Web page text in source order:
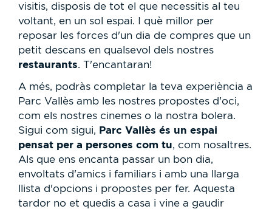
visitis, disposis de tot el que necessitis al teu
voltant, en un sol espai. I què millor per
reposar les forces d'un dia de compres que un
petit descans en qualsevol dels nostres
restaurants. T'encantaran!
A més, podràs completar la teva experiència a
Parc Vallès amb les nostres propostes d'oci,
com els nostres cinemes o la nostra bolera.
Sigui com sigui, Parc Vallès és un espai
pensat per a persones com tu, com nosaltres.
Als que ens encanta passar un bon dia,
envoltats d'amics i familiars i amb una llarga
llista d'opcions i propostes per fer. Aquesta
tardor no et quedis a casa i vine a gaudir